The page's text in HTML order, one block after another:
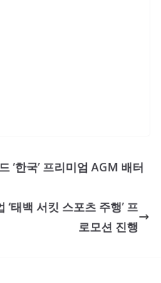
‘한국’ 프리미엄 AGM 배터
태백 서킷 스포츠 주행’ 프
로모션 진행